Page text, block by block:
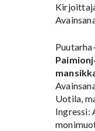
Uotila,
Ingressi: